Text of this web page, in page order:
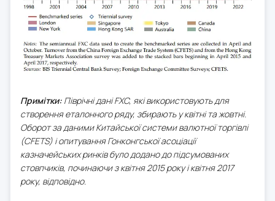
Примітки: Піврічні дані FXC, які використовують для
створення еталонного ряду, збирають у квітні та жовтні.
Оборот за даними Китайської системи валютної торгівлі
(CFETS) і опитування Гонконгської асоціації
казначейських ринків було додано до підсумованих
стовпчиків, починаючи з квітня 2015 року і квітня 2017
року, відповідно.